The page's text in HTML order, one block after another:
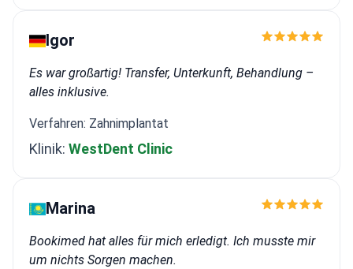
Igor
Es war großartig! Transfer, Unterkunft, Behandlung –
alles inklusive.
Verfahren: Zahnimplantat
Klinik: WestDent Clinic
Marina
Bookimed hat alles für mich erledigt. Ich musste mir
um nichts Sorgen machen.